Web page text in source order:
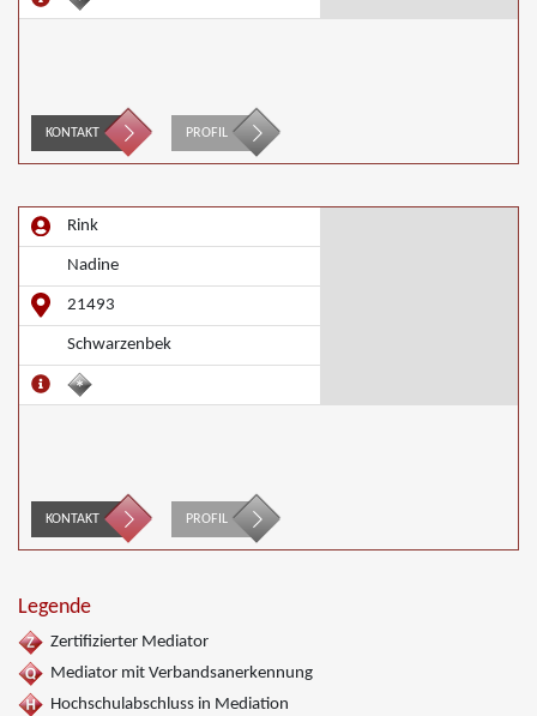
KONTAKT PROFIL
Rink
Nadine
21493
Schwarzenbek
KONTAKT PROFIL
Legende
Zertifizierter Mediator
Mediator mit Verbandsanerkennung
Hochschulabschluss in Mediation